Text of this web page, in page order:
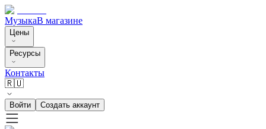
МузыкаВ магазине
Цены
Ресурсы
Контакты
🇷🇺
Войти Создать аккаунт